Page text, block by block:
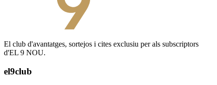
El club d'avantatges, sortejos i cites exclusiu per als subscriptors
d'EL 9 NOU.
el9club